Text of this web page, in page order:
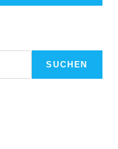
SUCHEN